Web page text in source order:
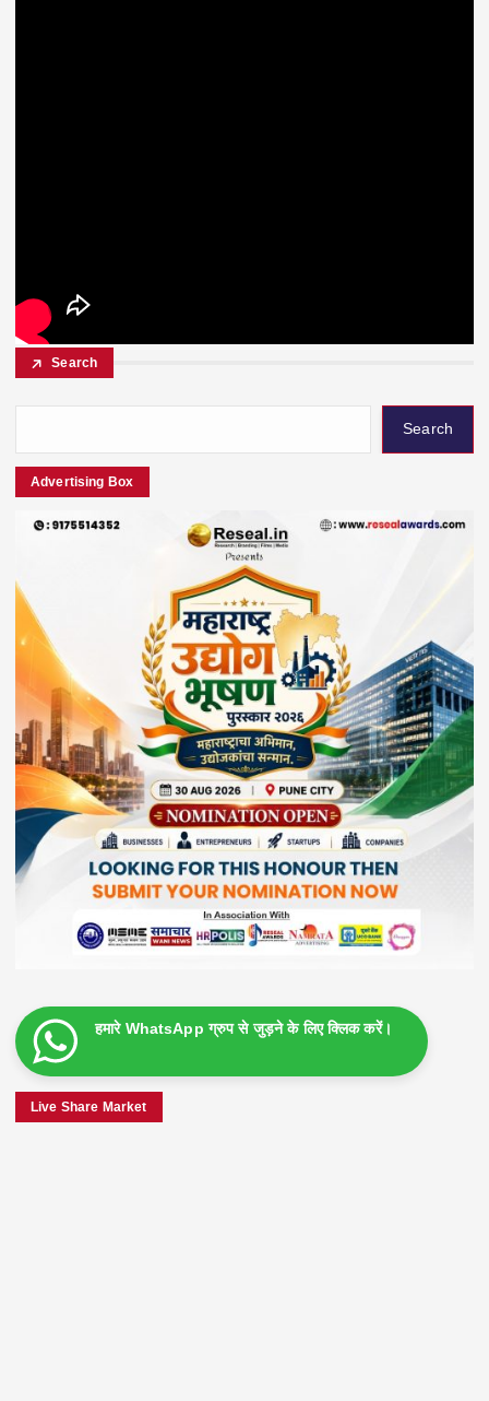
Search
Search
Advertising Box
हमारे WhatsApp ग्रुप से जुड़ने के लिए क्लिक करें।
Live Share Market